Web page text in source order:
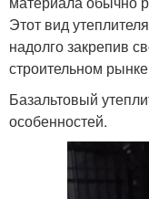
Этот вид
надолго закрепив
строительном
Базальтовый
особенностей.